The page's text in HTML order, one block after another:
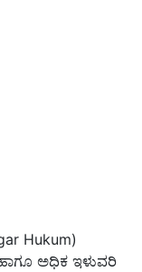
Hukum)
ಹಾಗೂ ಅಧಿಕ ಇಳುವರಿ